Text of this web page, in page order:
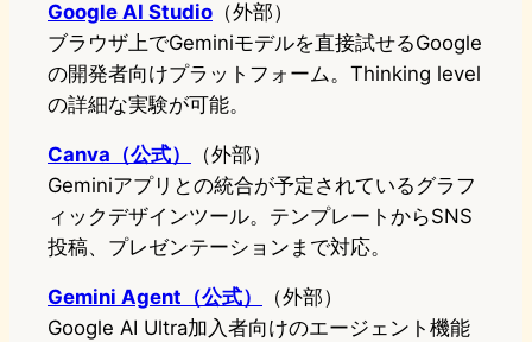
Google AI Studio （外部）
ブラウザ上でGeminiモデルを直接試せるGoogle
の開発者向けプラットフォーム。Thinking level
の詳細な実験が可能。
Canva（公式）
（外部）
Geminiアプリとの統合が予定されているグラフ
ィックデザインツール。テンプレートからSNS
投稿、プレゼンテーションまで対応。
Gemini Agent（公式）
（外部）
Google AI Ultra加入者向けのエージェント機能